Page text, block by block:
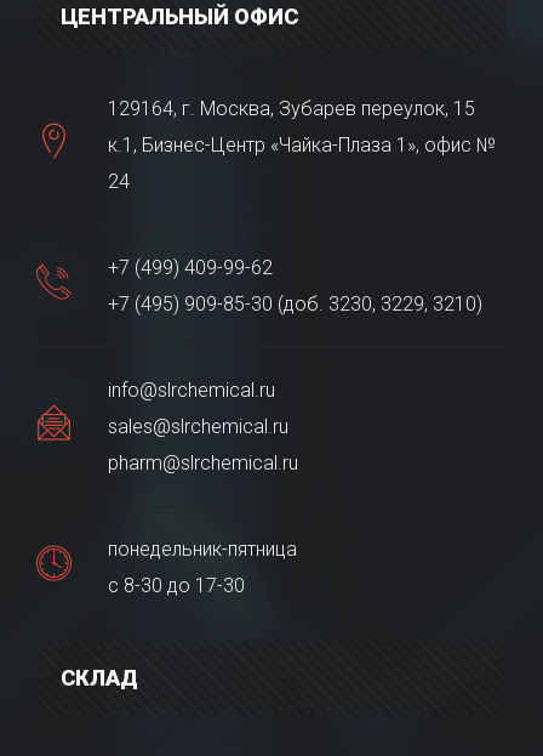
ЦЕНТРАЛЬНЫЙ ОФИС
129164, г. Москва, Зубарев переулок, 15
к.1, Бизнес-Центр «Чайка-Плаза 1», офис №
24
+7 (499) 409-99-62
+7 (495) 909-85-30 (доб. 3230, 3229, 3210)
info@slrchemical.ru
sales@slrchemical.ru
pharm@slrchemical.ru
понедельник-пятница
с 8-30 до 17-30
СКЛАД